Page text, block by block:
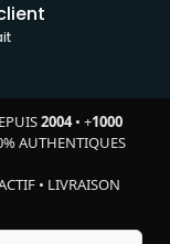
2004• +1000
AUTHENTIQUES
• LIVRAISON